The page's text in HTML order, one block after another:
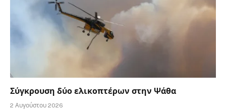
Σύγκρουση δύο ελικοπτέρων στην Ψάθα
2 Αυγούστου 2026